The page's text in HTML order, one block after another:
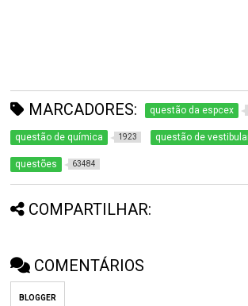
MARCADORES: questão da espcex
questão de química 1923 questão de
questões 63484
COMPARTILHAR:
COMENTÁRIOS
BLOGGER